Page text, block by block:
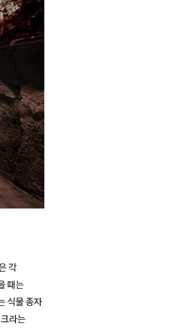
각
때는
식물 종자
라는